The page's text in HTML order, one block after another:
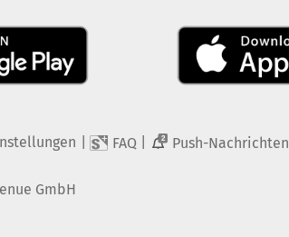
FAQ 2 Push-Nachrichten
GmbH